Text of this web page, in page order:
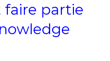
faire partie